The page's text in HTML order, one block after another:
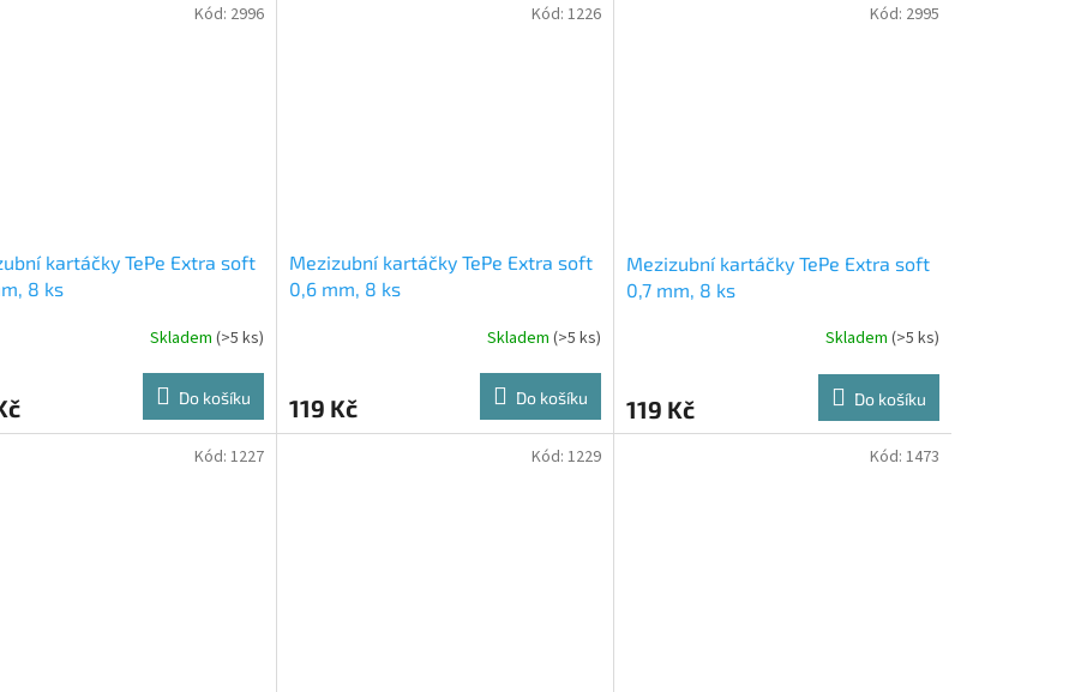
kartáčky TePe Extra soft
8 ks
Skladem (>5 ks)
Do košíku
Kód: 2996
Mezizubní kartáčky TePe Extra soft
0,6 mm, 8 ks
Skladem (>5 ks)
119 Kč Do košíku
Kód: 1226
Mezizubní kartáčky TePe Extra soft
0,7 mm, 8 ks
Skladem (>5 ks)
119 Kč Do košíku
Kód: 2995
Kód: 1227 Kód: 1229 Kód: 1473